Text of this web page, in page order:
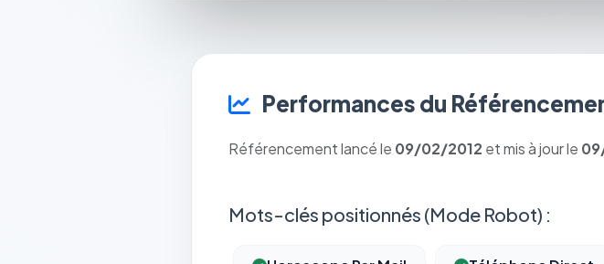
Performances du
Référencement lancé le 09/02/2012 et mis à jour le
Mots-clés positionnés (Mode Robot) :